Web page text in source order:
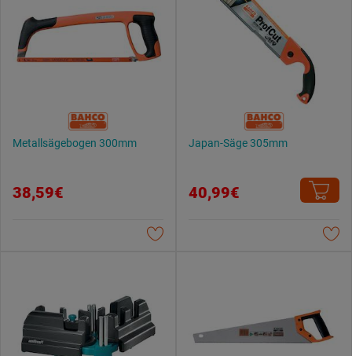
Metallsägebogen 300mm
38,59€
Japan-Säge 305mm
40,99€